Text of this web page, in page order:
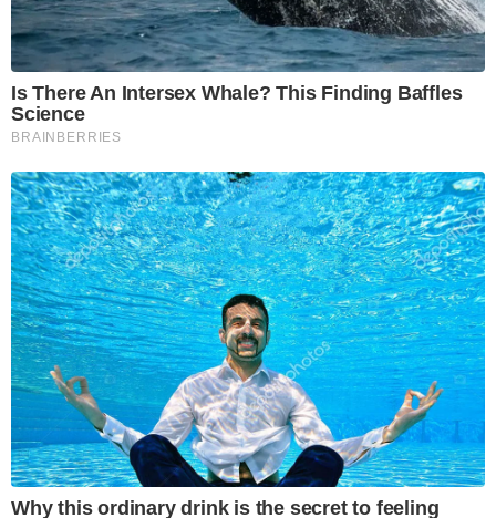
Is There An Intersex Whale? This Finding Baffles
Science
BRAINBERRIES
Why this ordinary drink is the secret to feeling